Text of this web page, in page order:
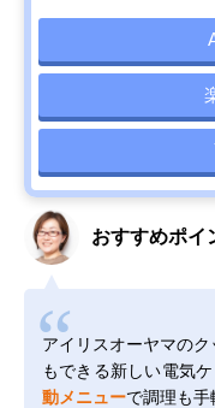
おすすめポイ
アイリスオーヤマの
もできる新しい電気
動メニューで調理も手